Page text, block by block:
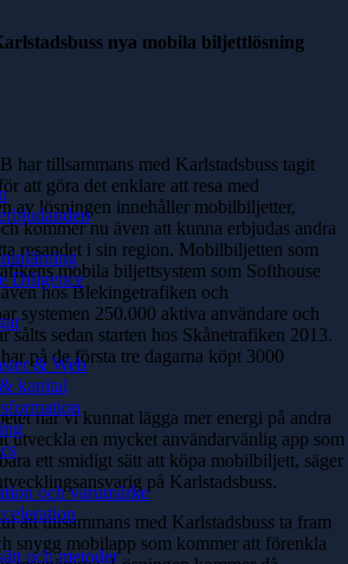
Diligence
& Web
kapital
och varumärke
och metoder
nya mobila biljettlösning
har tillsammans med Karlstadsbuss tagit
att göra det enklare att resa med
av lösningen innehåller mobilbiljetter,
kommer nu även att kunna erbjudas andra
resandet i sin region. Mobilbiljetten som
mobila biljettsystem som Softhouse
hos Blekingetrafiken och
systemen 250.000 aktiva användare och
sålts sedan starten hos Skånetrafiken 2013.
på de första tre dagarna köpt 3000
har vi kunnat lägga mer energi på andra
utveckla en mycket användarvänlig app som
ett smidigt sätt att köpa mobilbiljett, säger
på Karlstadsbuss.
att tillsammans med Karlstadsbuss ta fram
snygg mobilapp som kommer att förenkla